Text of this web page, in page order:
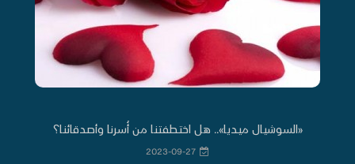
«السوشيال ميديا».. هل اختطفتنا من أُسرنا وأصدقائنا؟
2023-09-27